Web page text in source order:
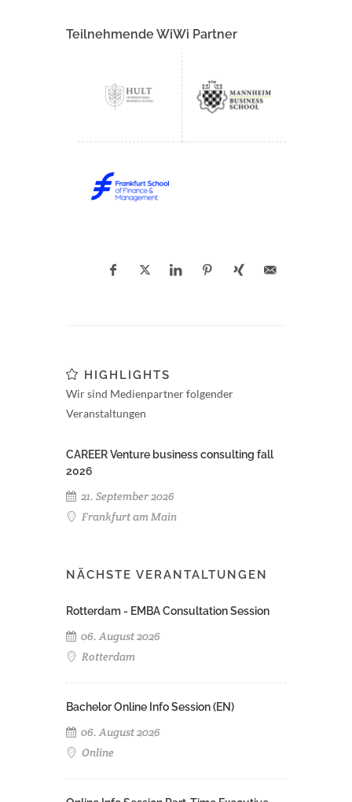
Teilnehmende WiWi Partner
HIGHLIGHTS
Wir sind Medienpartner folgender
Veranstaltungen
CAREER Venture business consulting fall
2026
21. September 2026
Frankfurt am Main
NÄCHSTE VERANTALTUNGEN
Rotterdam - EMBA Consultation Session
06. August 2026
Rotterdam
Bachelor Online Info Session (EN)
06. August 2026
Online